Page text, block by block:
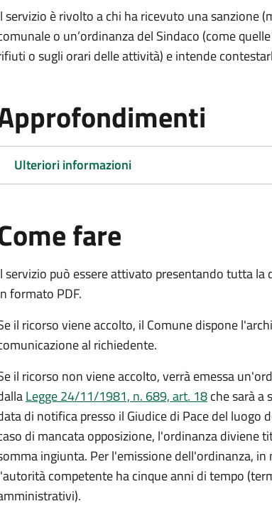
servizio è rivolto a chi ha ricevuto una sanzione
o un’ordinanza del Sindaco (come
o sugli orari delle attività) e intende
Ulteriori informazioni
fare
servizio può essere attivato presentando tutta
formato PDF.
il ricorso viene accolto, il Comune dispone
al richiedente.
il ricorso non viene accolto, verrà emessa
Legge 24/11/1981, n. 689, art. 18che sarà a
di notifica presso il Giudice di Pace del luogo
di mancata opposizione, l'ordinanza diviene
ingiunta. Per l'emissione dell'ordinanza, in
competente ha cinque anni di tempo